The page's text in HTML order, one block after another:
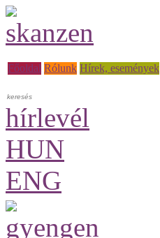
Főoldal Rólunk Hírek, események
hírlevél
HUN
ENG